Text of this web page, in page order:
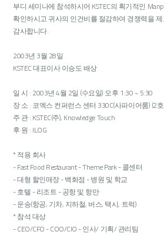
부디 세미나에 참석하시어 KSTEC의 획기적인
확인하시고 귀사의 인건비를 절감하여 경쟁력을
감사합니다.
2003년 3월 28일
KSTEC 대표이사 이승도 배상
일 시 : 2003년 4월 2일 (수요일) 오후 1:30 ~ 5:30
장 소 : 코엑스 컨퍼런스 센터 330C(사파이어룸) (2
주 관 : KSTEC(주), Knowledge Touch
후 원 : ILOG
* 적용 회사
- Fast Food Restaurant - Theme Park - 콜센터
- 대형 할인매장 - 백화점 - 병원 및 학교
- 호텔 - 리조트 - 공항 및 항만
- 운송(항공, 기차, 지하철, 버스, 택시, 트럭)
* 참석 대상
- CEO/CFO - COO/CIO - 인사/ 기획/ 관리팀